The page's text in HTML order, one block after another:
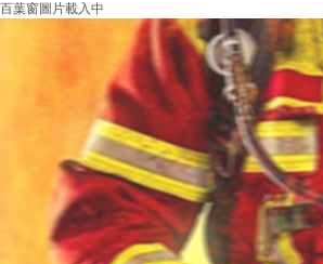
百葉窗圖片載入中